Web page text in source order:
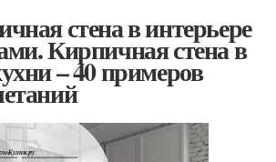
стена в интерьере
Кирпичная стена в
– 40 примеров